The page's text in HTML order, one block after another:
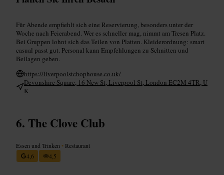
Für Abende empfiehlt sich eine Reservierung, besonders unter der
Woche nach Feierabend. Wer es schneller mag, nimmt am Tresen Platz.
Bei Gruppen lohnt sich das Teilen von Platten. Kleiderordnung: smart
casual passt gut. Personal kann Empfehlungen zu Schnitten und
Beilagen geben.
https://liverpoolstchophouse.co.uk/
Devonshire Square, 16 New St, Liverpool St, London EC2M 4TR, U
K
The Clove Club
Essen und Trinken • Restaurant
4,6
4,5